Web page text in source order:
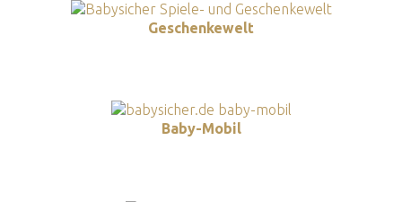
Geschenkewelt
Baby-Mobil